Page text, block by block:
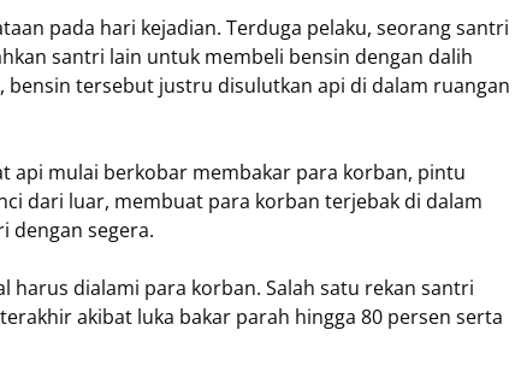
pada hari kejadian. Terduga pelaku, seorang santri
santri lain untuk membeli bensin dengan dalih
tersebut justru disulutkan api di dalam ruangan
api mulai berkobar membakar para korban, pintu
dari luar, membuat para korban terjebak di dalam
dengan segera.
harus dialami para korban. Salah satu rekan santri
akibat luka bakar parah hingga 80 persen serta